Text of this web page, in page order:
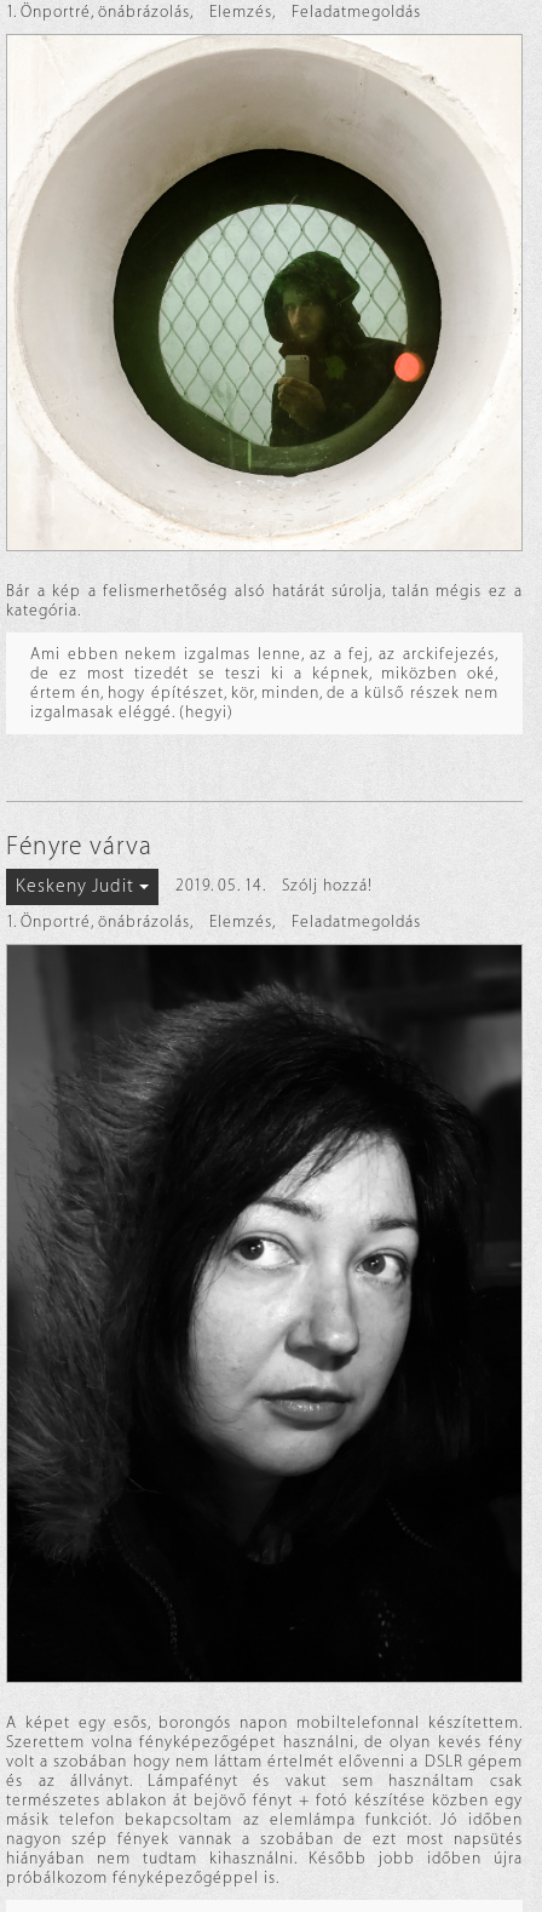
1. Önportré, önábrázolás, Elemzés, Feladatmegoldás
Bár a kép a felismerhetőség alsó határát súrolja, talán mégis ez a
kategória.
Ami ebben nekem izgalmas lenne, az a fej, az arckifejezés,
de ez most tizedét se teszi ki a képnek, miközben oké,
értem én, hogy építészet, kör, minden, de a külső részek nem
izgalmasak eléggé. (hegyi)
Fényre várva
Keskeny Judit 2019. 05. 14.
Szólj hozzá!
1. Önportré, önábrázolás, Elemzés, Feladatmegoldás
A képet egy esős, borongós napon mobiltelefonnal készítettem.
Szerettem volna fényképezőgépet használni, de olyan kevés fény
volt a szobában hogy nem láttam értelmét elővenni a DSLR gépem
és az állványt. Lámpafényt és vakut sem használtam csak
természetes ablakon át bejövő fényt + fotó készítése közben egy
másik telefon bekapcsoltam az elemlámpa funkciót. Jó időben
nagyon szép fények vannak a szobában de ezt most napsütés
hiányában nem tudtam kihasználni. Később jobb időben újra
próbálkozom fényképezőgéppel is.